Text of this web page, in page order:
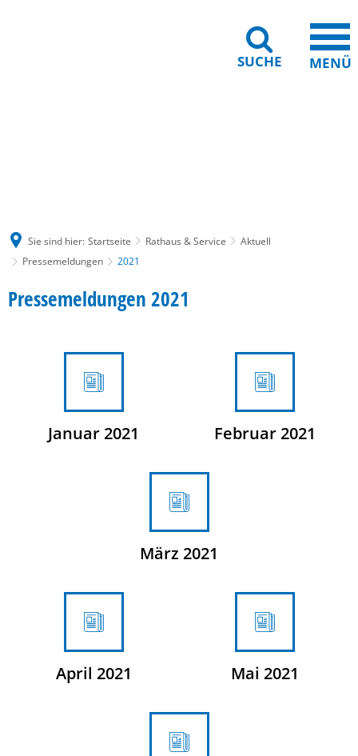
SUCHE MENÜ
Sie sind hier: Startseite Rathaus & Service
Aktuell
Pressemeldungen
2021
2021
Pressemeldungen 2021
Januar 2021 Februar 2021
März 2021
April 2021 Mai 2021